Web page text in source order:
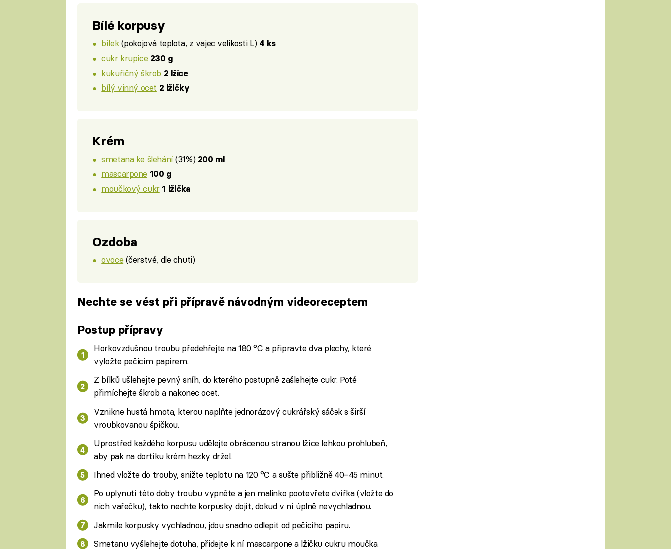
Bílé korpusy
bílek(pokojová teplota, z vajec velikosti L) 4 ks
cukr krupice 230 g
kukuřičný škrob 2 lžíce
bílý vinný ocet 2 lžičky
Krém
smetana ke šlehání(31%) 200 ml
mascarpone 100 g
moučkový cukr 1 lžička
Ozdoba
ovoce (čerstvé, dle chuti)
Nechte se vést při přípravě návodným videoreceptem
Postup přípravy
Horkovzdušnou troubu předehřejte na 180 °C a připravte dva plechy, které
vyložte pečicím papírem.
Z bílků ušlehejte pevný sníh, do kterého postupně zašlehejte cukr. Poté
přimíchejte škrob a nakonec ocet.
Vznikne hustá hmota, kterou naplňte jednorázový cukrářský sáček s širší
vroubkovanou špičkou.
Uprostřed každého korpusu udělejte obrácenou stranou lžíce lehkou prohlubeň,
aby pak na dortíku krém hezky držel.
Ihned vložte do trouby, snižte teplotu na 120 °C a sušte přibližně 40–45 minut.
Po uplynutí této doby troubu vypněte a jen malinko pootevřete dvířka (vložte do
nich vařečku), takto nechte korpusky dojít, dokud v ní úplně nevychladnou.
Jakmile korpusky vychladnou, jdou snadno odlepit od pečicího papíru.
Smetanu vyšlehejte dotuha, přidejte k ní mascarpone a lžičku cukru moučka.